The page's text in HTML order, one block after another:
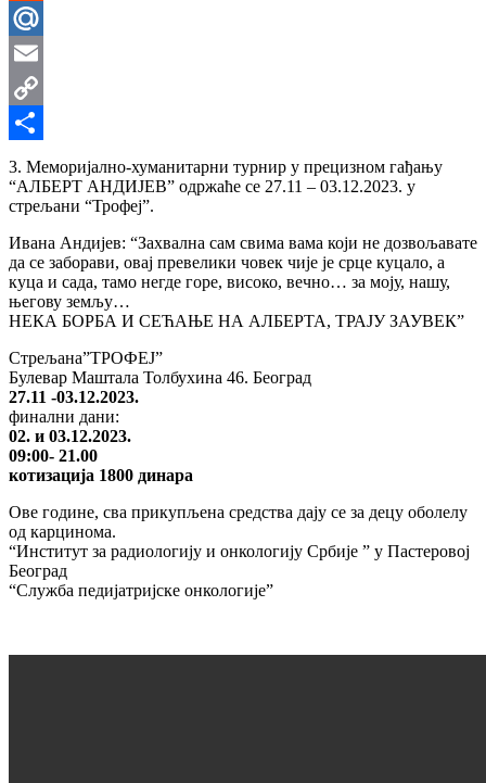
Reddit
Mail.Ru
Email
Copy
Link
Share
3. Меморијално-хуманитарни турнир у прецизном гађању
“АЛБЕРТ АНДИЈЕВ” одржаће се 27.11 – 03.12.2023. у
стрељани “Трофеј”.
Ивана Андијев: “Захвална сам свима вама који не дозвољавате
да се заборави, овај превелики човек чије је срце куцало, а
куца и сада, тамо негде горе, високо, вечно… за моју, нашу,
његову земљу…
НЕКА БОРБА И СЕЋАЊЕ НА АЛБЕРТА, ТРАЈУ ЗАУВЕК”
Стрељана”ТРОФЕЈ”
Булевар Маштала Толбухина 46. Београд
27.11 -03.12.2023.
финални дани:
02. и 03.12.2023.
09:00- 21.00
котизација 1800 динара
Ове године, сва прикупљена средства дају се за децу оболелу
од карцинома.
“Институт за радиологију и онкологију Србије ” у Пастеровој
Београд
“Служба педијатријске онкологије”